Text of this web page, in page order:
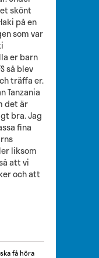
skönt
på en
som var
er barn
så blev
träffa er.
Tanzania
det är
bra. Jag
fina
liksom
att vi
och att
få höra